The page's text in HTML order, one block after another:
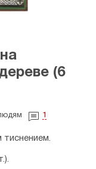
(6
1